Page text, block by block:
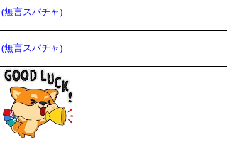
(無言スパチャ)
(無言スパチャ)